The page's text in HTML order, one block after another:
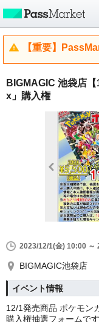
【重要】
BIGMAGIC 池袋店
x」購入権
2023/12/1(金) 10:00 ～
BIGMAGIC池袋店
イベント情報
12/1発売商品 ポケモン
購入権抽選フォームです